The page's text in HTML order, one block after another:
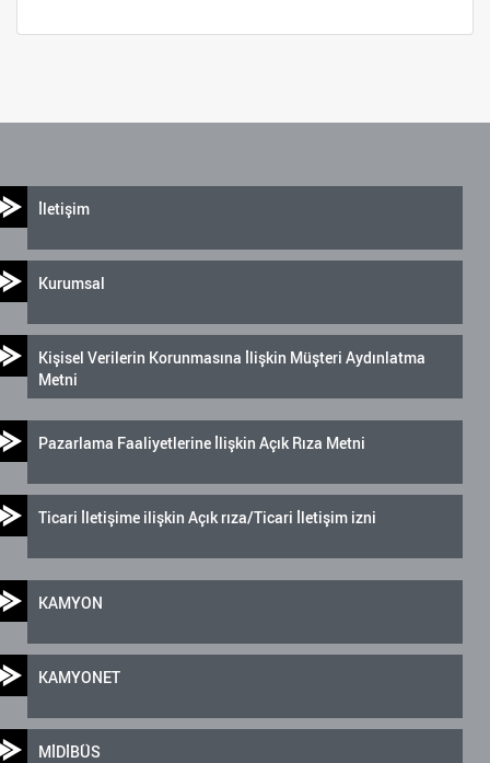
İletişim
Kurumsal
Kişisel Verilerin Korunmasına İlişkin Müşteri Aydınlatma
Metni
Pazarlama Faaliyetlerine İlişkin Açık Rıza Metni
Ticari İletişime ilişkin Açık rıza/Ticari İletişim izni
KAMYON
KAMYONET
MİDİBÜS